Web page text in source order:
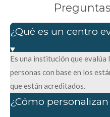
¿Qué es un centro
Es una institución que evalúa
personas con base en los
que están acreditados.
¿Cómo